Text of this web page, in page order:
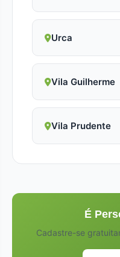
Urca
Vila Guilherme
Vila Prudente
É
Cadastre-se